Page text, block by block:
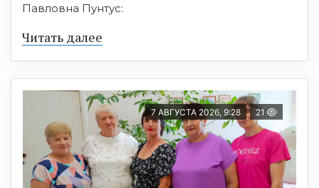
Павловна Пунтус:
Читать далее
7 АВГУСТА 2026, 9:28 21